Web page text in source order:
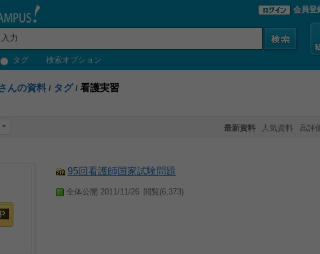
タグ 検索オプション
会員登
んの資料 / タグ / 看護実習
最新資料 人気資料 高評
95回看護師国家試験問題
全体公開 2011/11/26 閲覧(6,373)